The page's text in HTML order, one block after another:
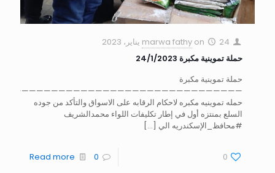
marwa fathy on
24 يناير، 2023
حملة تموينية مكبرة 24/1/2023
حملة تموينية مكبرة
حمله تموينيه مكبره لاحكام الرقابه على الاسواق والتأكد من جوده
السلع بمنتزه أول في إطار تكليفات اللواء محمدالشريف
#محافظ_الإسكندريه الي […]
0
0
Read more